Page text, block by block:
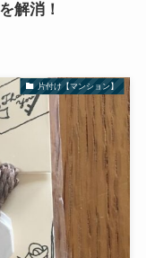
解消！
片付け【マンション】